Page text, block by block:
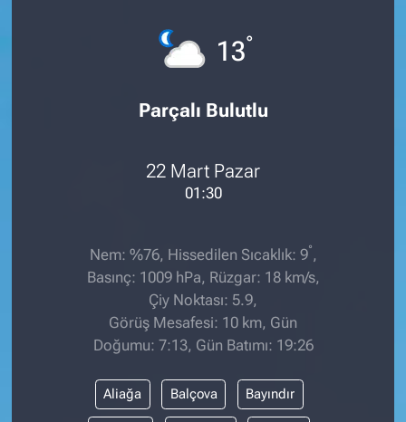
13°
Parçalı Bulutlu
22 Mart Pazar
01:30
Nem: %76, Hissedilen Sıcaklık: 9° ,
Basınç: 1009 hPa, Rüzgar: 18 km/s,
Çiy Noktası: 5.9,
Görüş Mesafesi: 10 km, Gün
Doğumu: 7:13, Gün Batımı: 19:26
Aliağa Balçova Bayındır